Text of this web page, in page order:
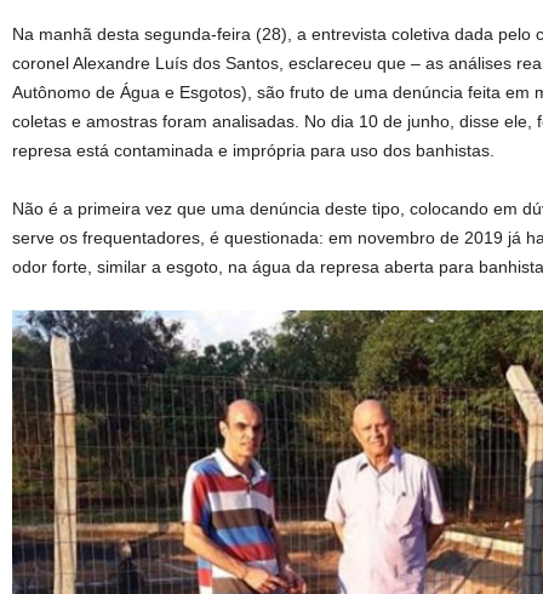
Na manhã desta segunda-feira (28), a entrevista coletiva dada pelo
coronel Alexandre Luís dos Santos, esclareceu que – as análises
Autônomo de Água e Esgotos), são fruto de uma denúncia feita em
coletas e amostras foram analisadas. No dia 10 de junho, disse ele,
represa está contaminada e imprópria para uso dos banhistas.
Não é a primeira vez que uma denúncia deste tipo, colocando em
serve os frequentadores, é questionada: em novembro de 2019 já
odor forte, similar a esgoto, na água da represa aberta para